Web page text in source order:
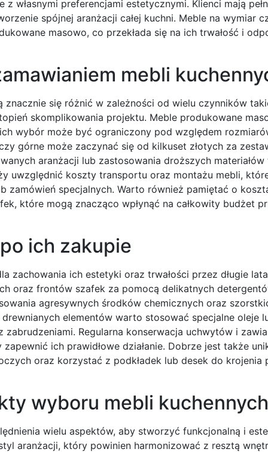
własnymi preferencjami estetycznymi. Klienci mają
spójnej aranżacji całej kuchni. Meble na wymiar
masowo, co przekłada się na ich trwałość i
mebli
się różnić w zależności od wielu czynników
skomplikowania projektu. Meble produkowane
wybór może być ograniczony pod względem
górne może zaczynać się od kilkuset złotych za
aranżacji lub zastosowania droższych materiałów
uwzględnić koszty transportu oraz montażu mebli,
specjalnych. Warto również pamiętać o
które mogą znacząco wpłynąć na całkowity budżet
ich zakupie
zachowania ich estetyki oraz trwałości przez długie
oraz frontów szafek za pomocą delikatnych
agresywnych środków chemicznych oraz
elementów warto stosować specjalne oleje
Regularna konserwacja uchwytów i
ich prawidłowe działanie. Dobrze jest także
oraz korzystać z podkładek lub desek do krojenia
wyboru mebli kuchennych
wielu aspektów, aby stworzyć funkcjonalną i
aranżacji, który powinien harmonizować z resztą